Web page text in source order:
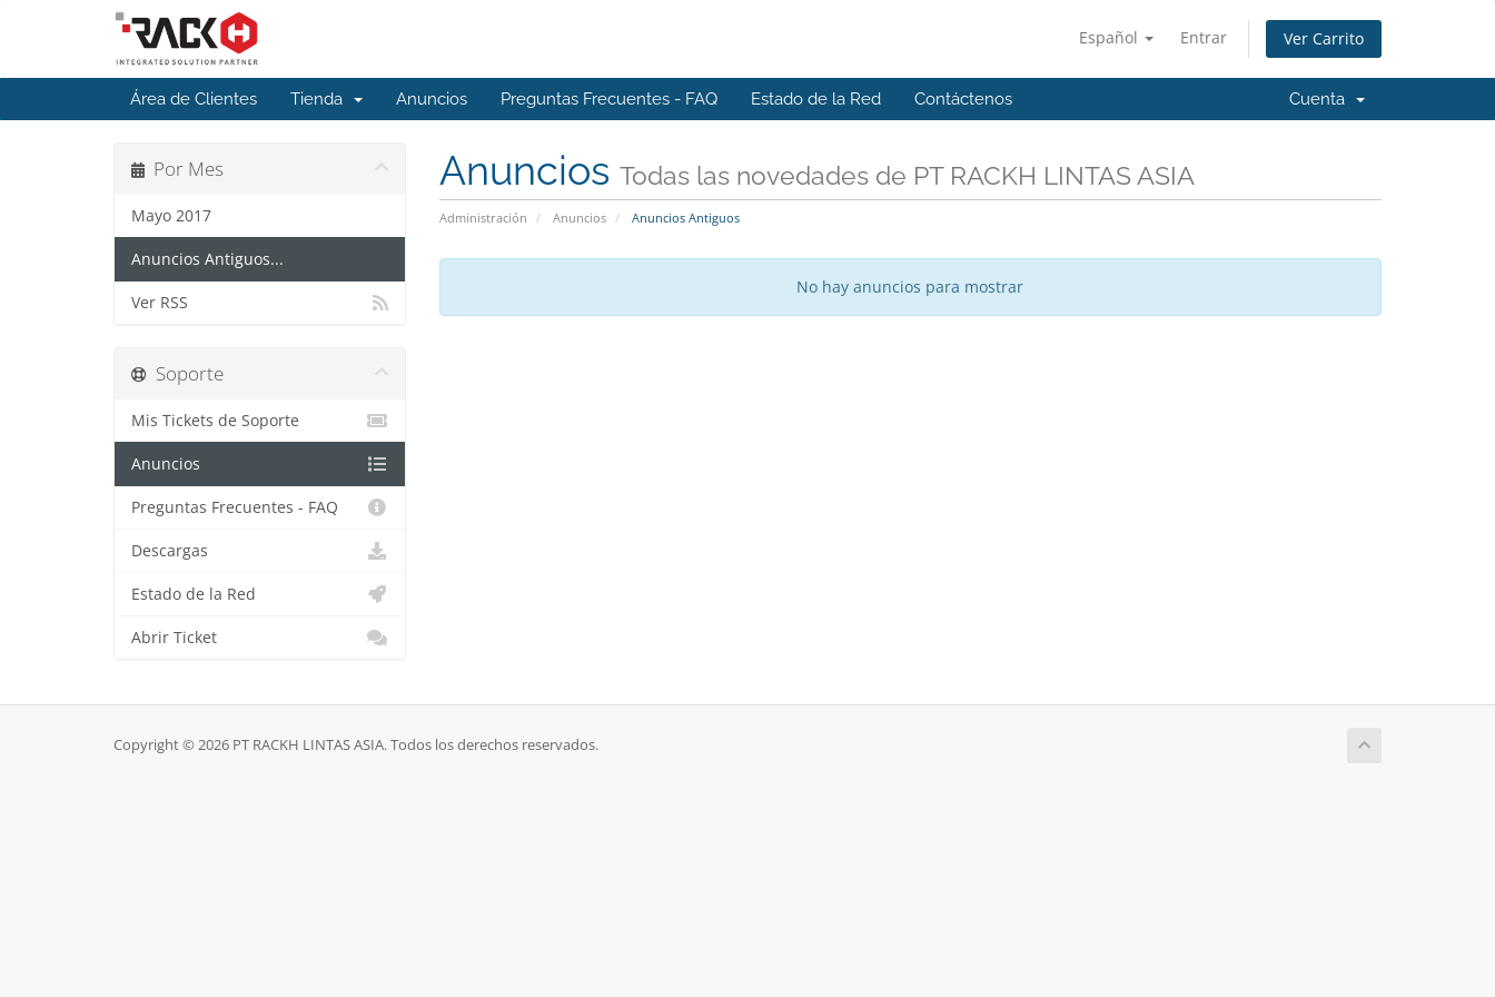
Español Entrar Ver Carrito
Área de Clientes Tienda Anuncios Preguntas Frecuentes - FAQ Estado de la Red Contáctenos Cuenta
Anuncios Todas las novedades de PT RACKH LINTAS ASIA
Administración Anuncios Anuncios Antiguos
Por Mes
Mayo 2017
Anuncios Antiguos...
Ver RSS
No hay anuncios para mostrar
Soporte
Mis Tickets de Soporte
Anuncios
Preguntas Frecuentes - FAQ
Descargas
Estado de la Red
Abrir Ticket
Copyright © 2026 PT RACKH LINTAS ASIA. Todos los derechos reservados.